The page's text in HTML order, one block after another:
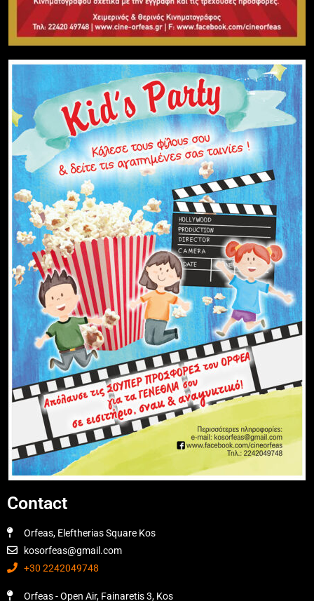
Contact
Orfeas, Eleftherias Square Kos
kosorfeas@gmail.com
+30 2242049748
Orfeas - Open Air, Fainaretis 3, Kos